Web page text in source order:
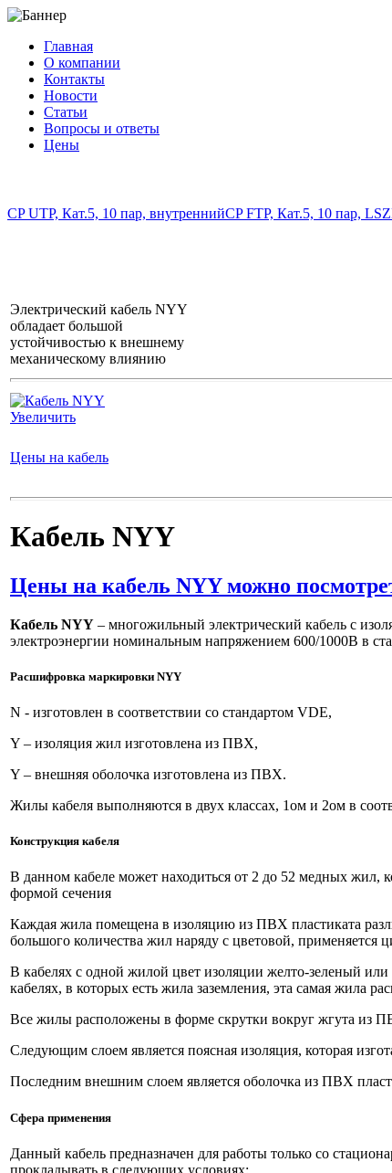
Главная
О компании
Контакты
Новости
Статьи
Вопросы и ответы
Цены
CP UTP, Кат.5, 10 пар, внутреннийCP FTP, Кат.5, 10 пар,
Электрический кабель NYY
обладает большой
устойчивостью к внешнему
механическому влиянию
Увеличить
Цены на кабель
Кабель NYY
Цены на кабель NYY можно
Кабель NYY – многожильный электрический кабель с
электроэнергии номинальным напряжением 600/1000В в
Расшифровка маркировки NYY
N - изготовлен в соответствии со стандартом VDE,
Y – изоляция жил изготовлена из ПВХ,
Y – внешняя оболочка изготовлена из ПВХ.
Жилы кабеля выполняются в двух классах, 1ом и 2ом в
Конструкция кабеля
В данном кабеле может находиться от 2 до 52 медных жил,
формой сечения
Каждая жила помещена в изоляцию из ПВХ пластиката
большого количества жил наряду с цветовой, применяется
В кабелях с одной жилой цвет изоляции желто-зеленый
кабелях, в которых есть жила заземления, эта самая жила
Все жилы расположены в форме скрутки вокруг жгута из
Следующим слоем является поясная изоляция, которая
Последним внешним слоем является оболочка из ПВХ
Сфера применения
Данный кабель предназначен для работы только со
прокладывать в следующих условиях: